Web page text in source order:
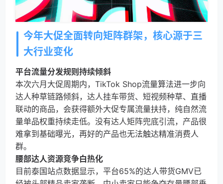
今年大促全面转向矩阵群架，核心源于三
大行业变化
平台流量分发规则持续倾斜
本次六月大促周期内，TikTok Shop流量算法进一步向
达人种草链路倾斜，达人挂车带货、短视频种草、直播
联动的商品，会获得额外大促专属流量扶持，纯自然流
量单品权重持续走低。没有达人矩阵兜底引流，产品很
难拿到基础曝光，再好的产品也无法触达精准消费人
群。
腰部达人资源竞争白热化
目前泰国站点数据显示，平台65%的达人带货GMV已